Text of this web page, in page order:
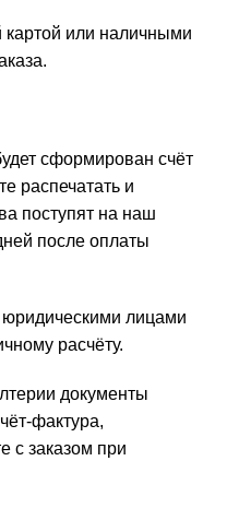
картой или наличными
сформирован счёт
распечатать и
поступят на наш
после оплаты
юридическими лицами
расчёту.
документы
фактура,
с заказом при